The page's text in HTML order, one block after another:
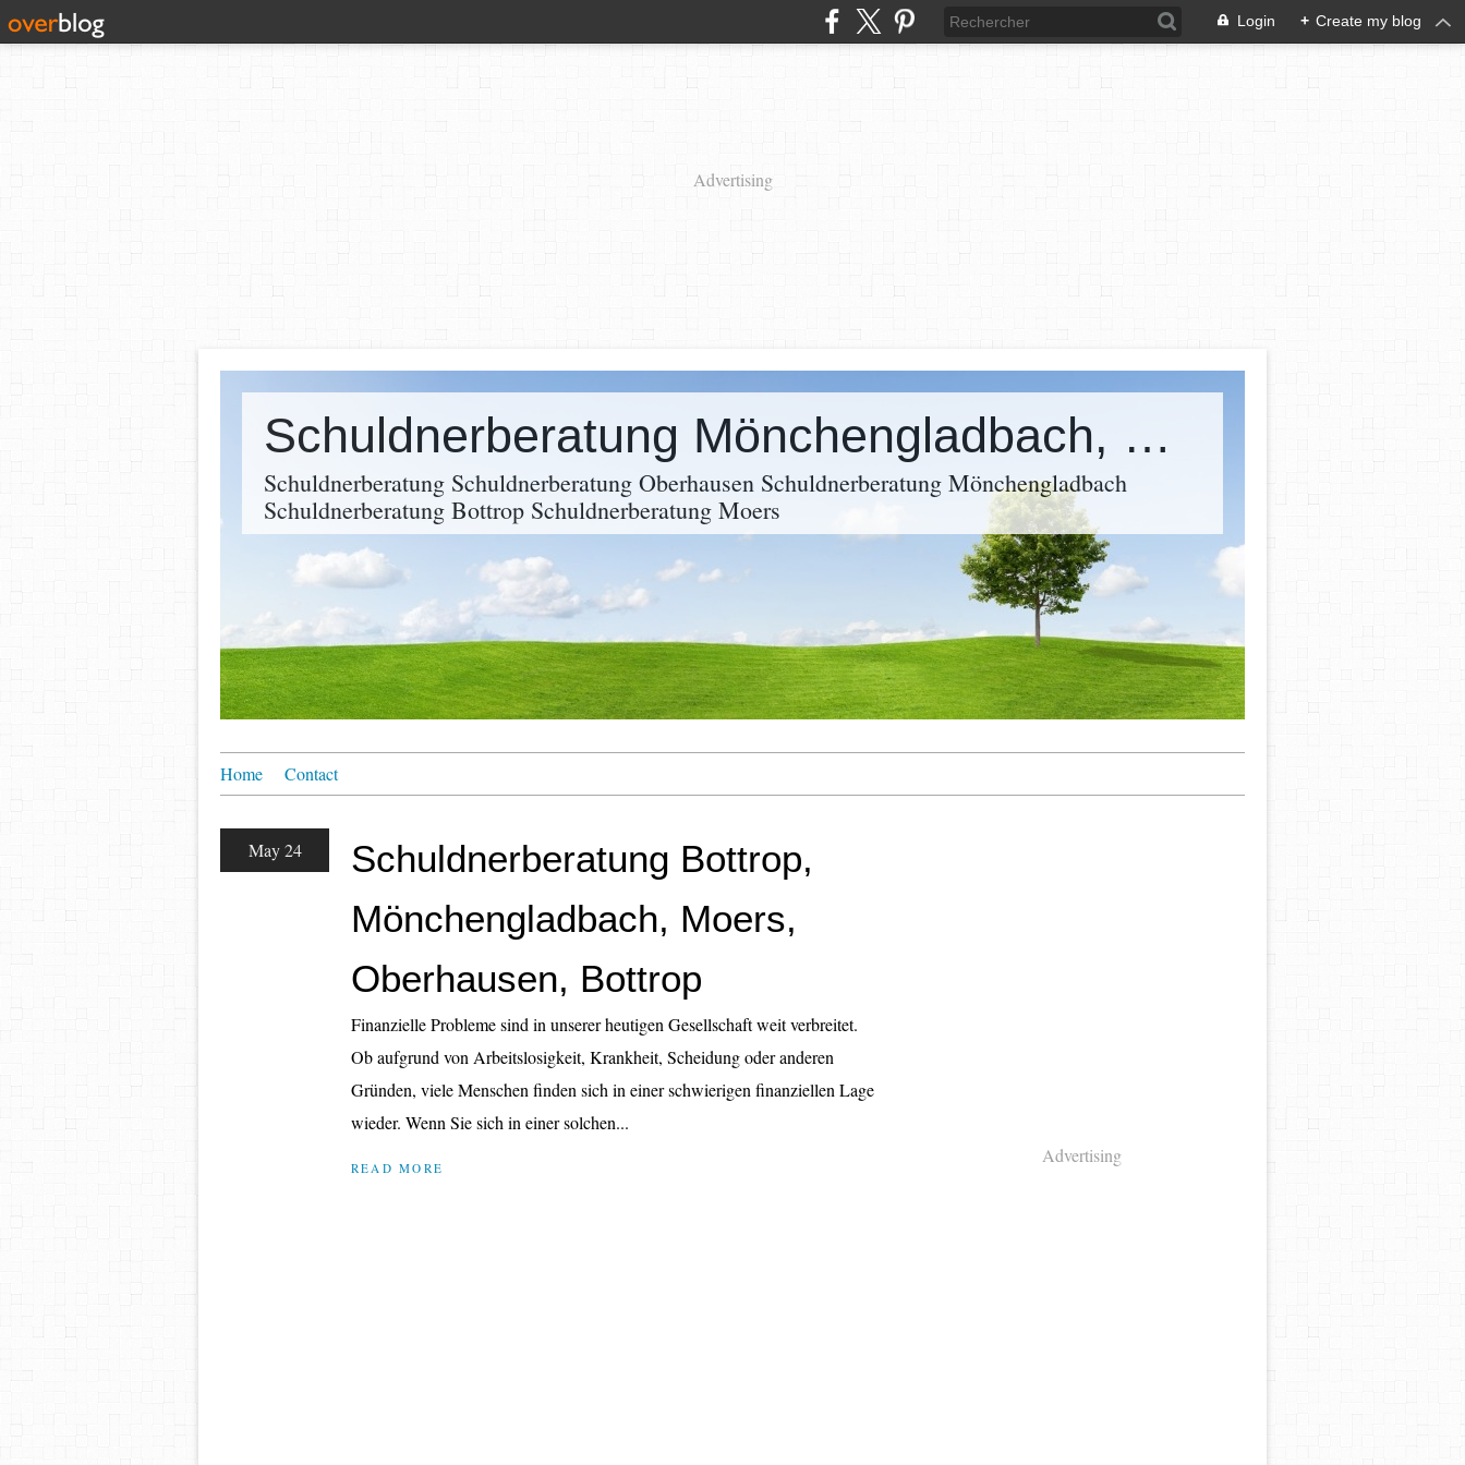
Login + Create my blog
Advertising
Schuldnerberatung Mönchengladbach, Moers, Oberhausen, Bottrop
Schuldnerberatung Schuldnerberatung Oberhausen Schuldnerberatung Mönchengladbach
Schuldnerberatung Bottrop Schuldnerberatung Moers
Home Contact
May 24
Schuldnerberatung Bottrop,
Mönchengladbach, Moers,
Oberhausen, Bottrop
Finanzielle Probleme sind in unserer heutigen Gesellschaft weit verbreitet.
Ob aufgrund von Arbeitslosigkeit, Krankheit, Scheidung oder anderen
Gründen, viele Menschen finden sich in einer schwierigen finanziellen Lage
wieder. Wenn Sie sich in einer solchen...
READ MORE
Advertising